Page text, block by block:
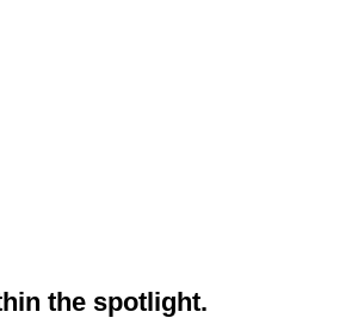
the spotlight.